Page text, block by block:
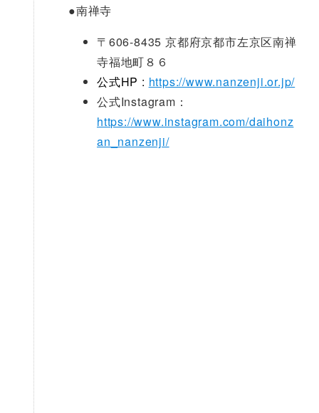
●南禅寺
〒606-8435 京都府京都市左京区南禅
寺福地町８６
公式HP : https://www.nanzenji.or.jp/
公式Instagram：
https://www.instagram.com/daihonz
an_nanzenji/